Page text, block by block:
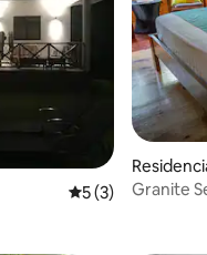
Calificación
5 (3)
Granite